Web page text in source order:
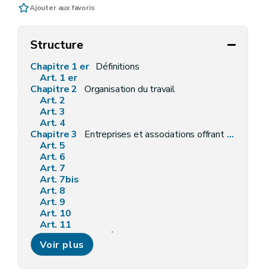
Ajouter aux favoris
Structure
Chapitre 1 er Définitions
Art. 1 er
Chapitre 2 Organisation du travail
Art. 2
Art. 3
Art. 4
Chapitre 3
Entreprises et associations offrant des biens ou services aux consommateurs
Art. 5
Art. 6
Art. 7
Art. 7bis
Art. 8
Art. 9
Art. 10
Art. 11
Chapitre 4 Marchés et organisation de l'espace public aux alentours des rues commerçantes et centre commerciaux
Art. 12
Art. 13
Voir plus